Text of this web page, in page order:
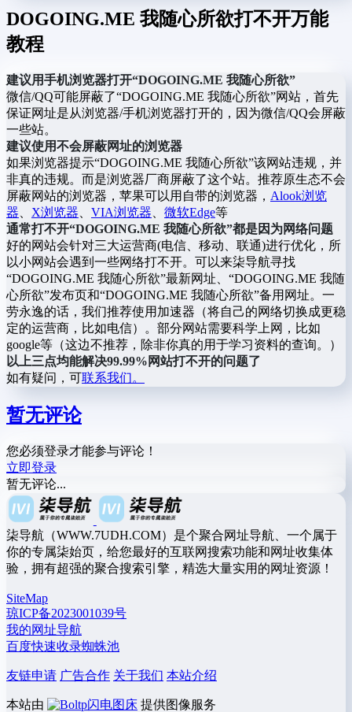
DOGOING.ME 我随心所欲打不开万能
教程
建议用手机浏览器打开“DOGOING.ME 我随心所欲”
微信/QQ可能屏蔽了“DOGOING.ME 我随心所欲”网站，首先
保证网址是从浏览器/手机浏览器打开的，因为微信/QQ会屏蔽
一些站。
建议使用不会屏蔽网址的浏览器
如果浏览器提示“DOGOING.ME 我随心所欲”该网站违规，并
非真的违规。而是浏览器厂商屏蔽了这个站。推荐原生态不会
屏蔽网站的浏览器，苹果可以用自带的浏览器， Alook浏览
器
X浏览器 VIA浏览器 微软Edge等
通常打不开“DOGOING.ME 我随心所欲”都是因为网络问题
好的网站会针对三大运营商(电信、移动、联通)进行优化，所
以小网站会遇到一些网络打不开。可以来柒导航寻找
“DOGOING.ME 我随心所欲”最新网址、“DOGOING.ME 我随
心所欲”发布页和“DOGOING.ME 我随心所欲”备用网址。一
劳永逸的话，我们推荐使用加速器（将自己的网络切换成更稳
定的运营商，比如电信）。部分网站需要科学上网，比如
google等（这边不推荐，除非你真的用于学习资料的查询。）
以上三点均能解决99.99%网站打不开的问题了
如有疑问，可联系我们。
暂无评论
您必须登录才能参与评论！
立即登录
暂无评论...
柒导航（WWW.7UDH.COM）是个聚合网址导航、一个属于
你的专属柒始页，给您最好的互联网搜索功能和网址收集体
验，拥有超强的聚合搜索引擎，精选大量实用的网址资源！
SiteMap
琼ICP备2023001039号
我的网址导航
百度快速收录蜘蛛池
友链申请 广告合作 关于我们 本站介绍
本站由 闪电图床 提供图像服务